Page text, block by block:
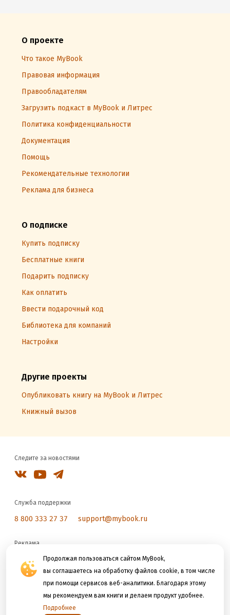
Продолжая пользоваться сайтом MyBook,
вы соглашаетесь на обработку файлов cookie, в том числе
при помощи сервисов веб-аналитики. Благодаря этому
мы рекомендуем вам книги и делаем продукт удобнее.
Подробнее
О проекте
Что такое MyBook
Правовая информация
Правообладателям
Загрузить подкаст в MyBook и Литрес
Политика конфиденциальности
Документация
Помощь
Рекомендательные технологии
Реклама для бизнеса
О подписке
Купить подписку
Бесплатные книги
Подарить подписку
Как оплатить
Ввести подарочный код
Библиотека для компаний
Настройки
Другие проекты
Опубликовать книгу на MyBook и Литрес
Книжный вызов
Следите за новостями
Служба поддержки
8 800 333 27 37 support@mybook.ru
Реклама
reklama@litres.ru
Мы принимаем к оплате